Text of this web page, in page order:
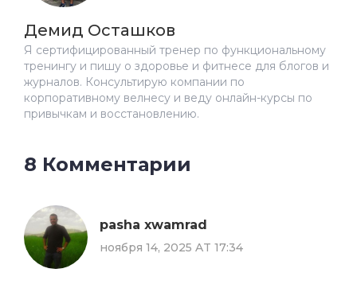
Демид Осташков
Я сертифицированный тренер по функциональному
тренингу и пишу о здоровье и фитнесе для блогов и
журналов. Консультирую компании по
корпоративному велнесу и веду онлайн-курсы по
привычкам и восстановлению.
8 Комментарии
pasha xwamrad
ноября 14, 2025 AT 17:34